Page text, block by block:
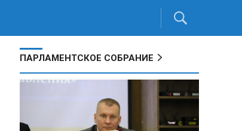
ПАРЛАМЕНТСКОЕ СОБРАНИЕ